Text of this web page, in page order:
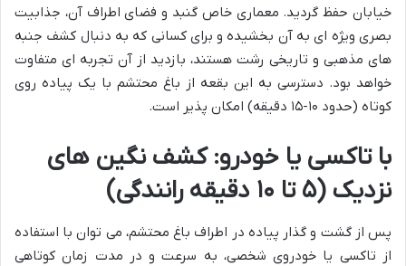
خیابان حفظ گردید. معماری خاص گنبد و فضای اطراف آن، جذابیت
بصری ویژه ای به آن بخشیده و برای کسانی که به دنبال کشف جنبه
های مذهبی و تاریخی رشت هستند، بازدید از آن تجربه ای متفاوت
خواهد بود. دسترسی به این بقعه از باغ محتشم با یک پیاده روی
کوتاه (حدود ۱۰-۱۵ دقیقه) امکان پذیر است.
با تاکسی یا خودرو: کشف نگین های
نزدیک (۵ تا ۱۰ دقیقه رانندگی)
پس از گشت و گذار پیاده در اطراف باغ محتشم، می توان با استفاده
از تاکسی یا خودروی شخصی، به سرعت و در مدت زمان کوتاهی